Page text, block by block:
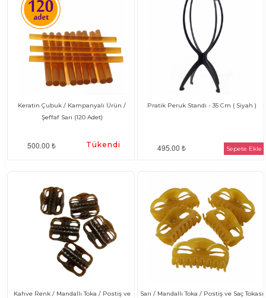
Keratin Çubuk / Kampanyalı Ürün /
Şeffaf Sarı (120 Adet)
500.00 ₺ Tükendi
Pratik Peruk Standı - 35 Cm ( Siyah )
495.00 ₺ Sepete Ekle
Kahve Renk / Mandallı Toka / Postiş ve
Sarı / Mandallı Toka / Postiş ve Saç Tokası